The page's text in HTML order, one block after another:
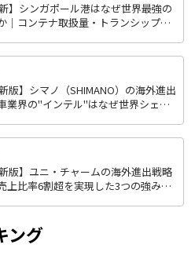
新】シンガポール港はなぜ世界最強の
｜コンテナ取扱量・トランシップ機
版】シマノ（SHIMANO）の海外進出
業界の"インテル"はなぜ世界シェア
新版】ユニ・チャームの海外進出戦略
上比率6割超を実現した3つの強みを
ング